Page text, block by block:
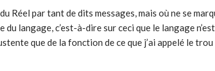
Réel par tant de dits messages, mais où ne se
du langage, c’est-à-dire sur ceci que le langage
que de la fonction de ce que j’ai appelé le trou